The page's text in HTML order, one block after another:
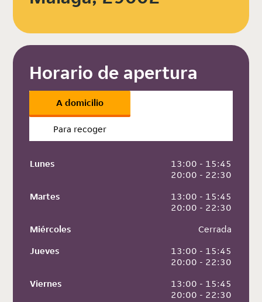
Horario de apertura
A domicilio
Para recoger
Lunes
13:00 - 15:45
20:00 - 22:30
Martes
13:00 - 15:45
20:00 - 22:30
Miércoles
Cerrada
Jueves
13:00 - 15:45
20:00 - 22:30
Viernes
13:00 - 15:45
20:00 - 22:30